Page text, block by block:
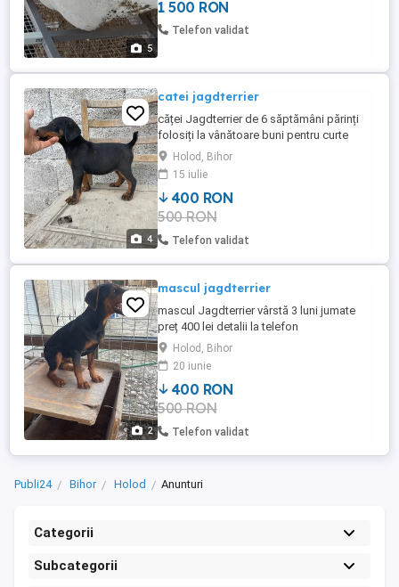
5
1 500 RON
Telefon validat
4
catei jagdterrier
căței Jagdterrier de 6 săptămâni părinți
folosiți la vânătoare buni pentru curte
Holod, Bihor
15 iulie
400 RON
500 RON
Telefon validat
2
mascul jagdterrier
mascul Jagdterrier vârstă 3 luni jumate
preț 400 lei detalii la telefon
Holod, Bihor
20 iunie
400 RON
500 RON
Telefon validat
Publi24 Bihor Holod Anunturi
Categorii
Subcategorii